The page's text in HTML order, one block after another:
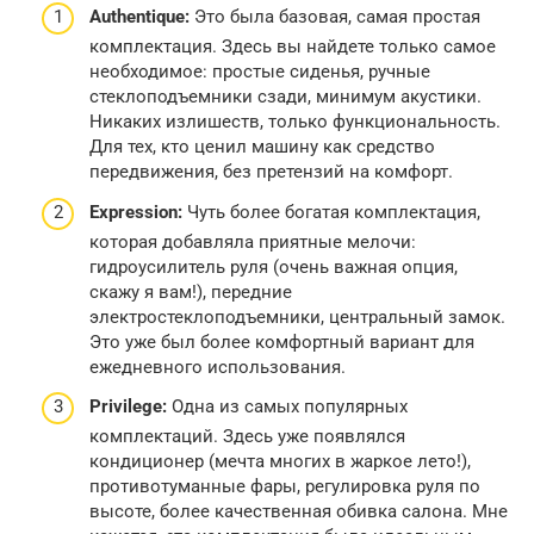
Authentique: Это была базовая, самая простая
комплектация. Здесь вы найдете только самое
необходимое: простые сиденья, ручные
стеклоподъемники сзади, минимум акустики.
Никаких излишеств, только функциональность.
Для тех, кто ценил машину как средство
передвижения, без претензий на комфорт.
Expression: Чуть более богатая комплектация,
которая добавляла приятные мелочи:
гидроусилитель руля (очень важная опция,
скажу я вам!), передние
электростеклоподъемники, центральный замок.
Это уже был более комфортный вариант для
ежедневного использования.
Privilege: Одна из самых популярных
комплектаций. Здесь уже появлялся
кондиционер (мечта многих в жаркое лето!),
противотуманные фары, регулировка руля по
высоте, более качественная обивка салона. Мне